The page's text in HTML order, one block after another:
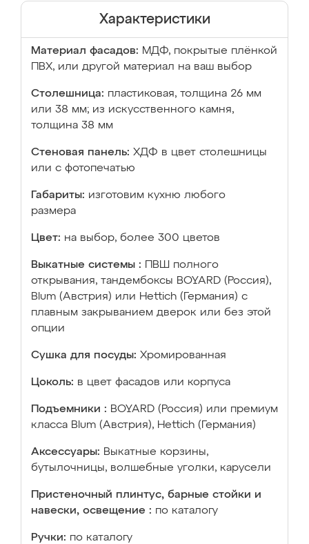
Характеристики
Материал фасадов: МДФ, покрытые плёнкой
ПВХ, или другой материал на ваш выбор
Столешница: пластиковая, толщина 26 мм
или 38 мм; из искусственного камня,
толщина 38 мм
Стеновая панель: ХДФ в цвет столешницы
или с фотопечатью
Габариты: изготовим кухню любого
размера
Цвет: на выбор, более 300 цветов
Выкатные системы :
ПВШ полного
открывания, тандембоксы BOYARD (Россия),
Blum (Австрия) или Hettich (Германия) с
плавным закрыванием дверок или без этой
опции
Сушка для посуды: Хромированная
Цоколь: в цвет фасадов или корпуса
Подъемники : BOYARD (Россия) или премиум
класса Blum (Австрия), Hettich (Германия)
Аксессуары: Выкатные корзины,
бутылочницы, волшебные уголки, карусели
Пристеночный плинтус, барные стойки и
навески, освещение : по каталогу
Ручки: по каталогу